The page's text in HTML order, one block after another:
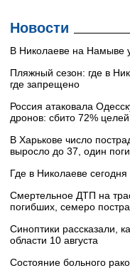
Новости
В Николаеве на Намыве
Пляжный сезон: где в
где запрещено
Россия атаковала
дронов: сбито 72% целей
В Харькове число
выросло до 37, один
Где в Николаеве
Смертельное ДТП на
погибших, семеро
Синоптики рассказали,
области 10 августа
Состояние больного